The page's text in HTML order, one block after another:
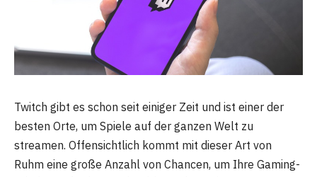
Twitch gibt es schon seit einiger Zeit und ist einer der
besten Orte, um Spiele auf der ganzen Welt zu
streamen. Offensichtlich kommt mit dieser Art von
Ruhm eine große Anzahl von Chancen, um Ihre Gaming-